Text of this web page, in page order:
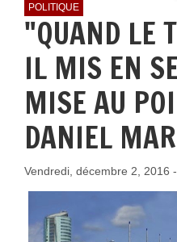
POLITIQUE
"QUAND LE
IL MIS EN
MISE AU
DANIEL
Vendredi, décembre 2, 2016